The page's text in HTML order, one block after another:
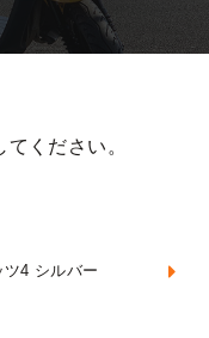
てください。
ツ4 シルバー